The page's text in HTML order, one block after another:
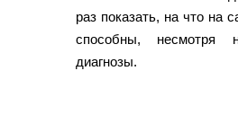
раз показать, на что на
способны, несмотря
диагнозы.